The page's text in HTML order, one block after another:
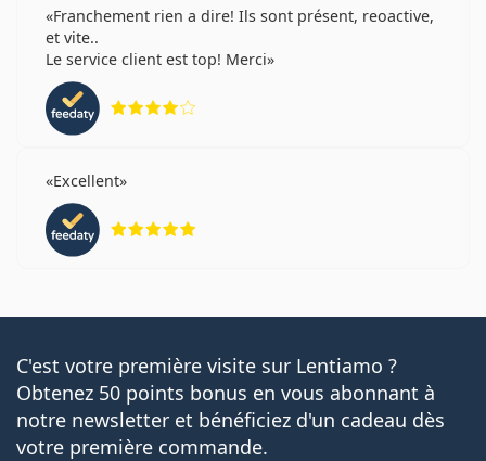
Franchement rien a dire! Ils sont présent, reoactive,
et vite..
Le service client est top! Merci
Excellent
C'est votre première visite sur Lentiamo ?
Obtenez 50 points bonus en vous abonnant à
notre newsletter et bénéficiez d'un cadeau dès
votre première commande.